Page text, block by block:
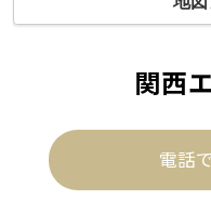
関西
電話